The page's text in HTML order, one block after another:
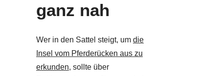
ganz nah
Wer in den Sattel steigt, um die
Insel vom Pferderücken aus zu
erkunden, sollte über